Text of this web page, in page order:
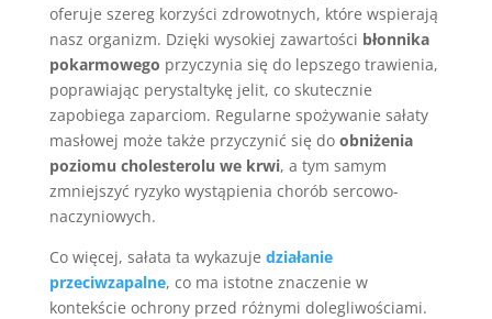
oferuje szereg korzyści zdrowotnych, które wspierają
nasz organizm. Dzięki wysokiej zawartości błonnika
pokarmowego przyczynia się do lepszego trawienia,
poprawiając perystaltykę jelit, co skutecznie
zapobiega zaparciom. Regularne spożywanie sałaty
masłowej może także przyczynić się do obniżenia
poziomu cholesterolu we krwi, a tym samym
zmniejszyć ryzyko wystąpienia chorób sercowo-
naczyniowych.
Co więcej, sałata ta wykazuje działanie
przeciwzapalne, co ma istotne znaczenie w
kontekście ochrony przed różnymi dolegliwościami.